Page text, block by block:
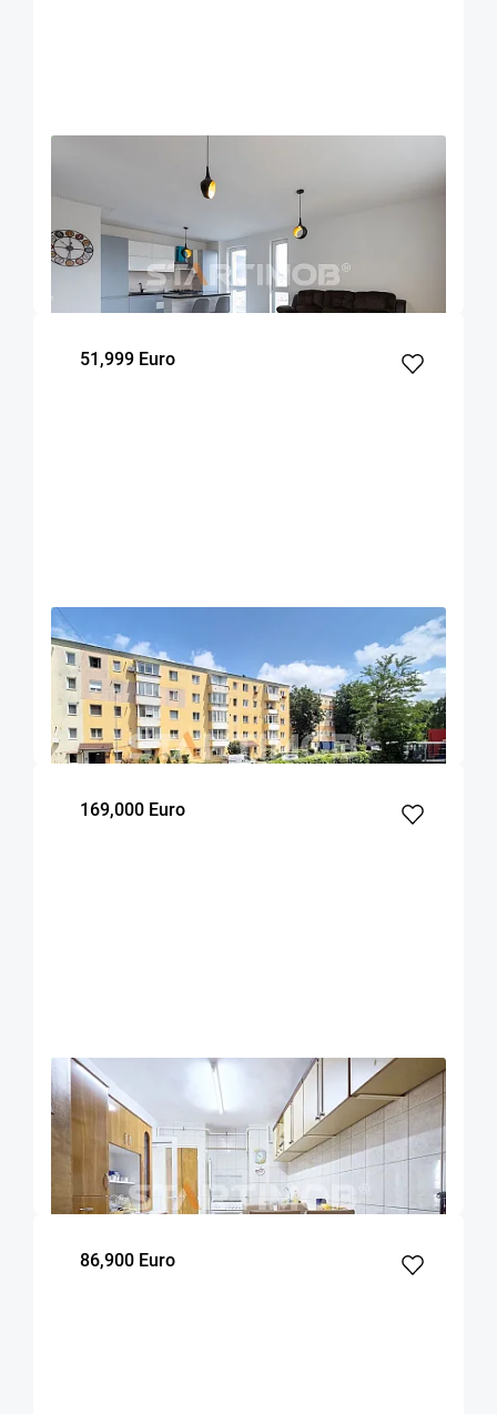
Apartament mobilat 3 camere Urban Plaza cu
parcare
Brasov
2
dormitoare Etaj
51,999 Euro
COMISION 0%
Apartament doua camere Sacele
Sacele
40.1
m²
1
dormitor
1
Etaj
169,000 Euro
OFERTA NOUA EXCLUSIVITATE COMISION 0%
Apartament 4 camere zona Onix Centru Civic
Brasov
m² dormitoare
4
Etaj
86,900 Euro